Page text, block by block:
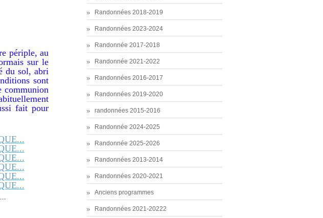
périple, au
sur le
du sol, abri
sont
communion
fait pour
Randonnées 2018-2019
Randonnées 2023-2024
Randonnée 2017-2018
Randonnée 2021-2022
Randonnées 2016-2017
Randonnées 2019-2020
randonnées 2015-2016
Randonnée 2024-2025
Randonnée 2025-2026
Randonnées 2013-2014
Randonnées 2020-2021
Anciens programmes
Randonnées 2021-20222